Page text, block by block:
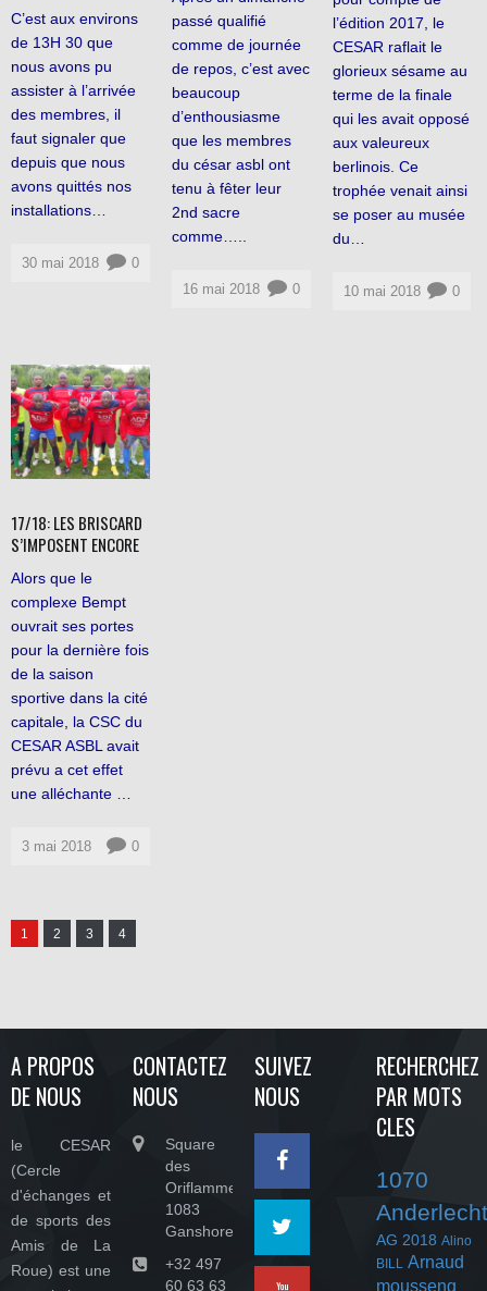
C’est aux environs
de 13H 30 que
nous avons pu
assister à l’arrivée
des membres, il
faut signaler que
depuis que nous
avons quittés nos
installations…
30 mai 2018 0
passé qualifié
comme de journée
de repos, c’est avec
beaucoup
d’enthousiasme
que les membres
du césar asbl ont
tenu à fêter leur
2nd sacre
comme…..
16 mai 2018 0
l’édition 2017, le
CESAR raflait le
glorieux sésame au
terme de la finale
qui les avait opposé
aux valeureux
berlinois. Ce
trophée venait ainsi
se poser au musée
du…
10 mai 2018 0
17/18: LES BRISCARD
S’IMPOSENT ENCORE
Alors que le
complexe Bempt
ouvrait ses portes
pour la dernière fois
de la saison
sportive dans la cité
capitale, la CSC du
CESAR ASBL avait
prévu a cet effet
une alléchante …
3 mai 2018 0
1 2 3 4
A PROPOS
DE NOUS
le CESAR
(Cercle
d'échanges et
de sports des
Amis de La
Roue) est une
CONTACTEZ
NOUS
Square
des
Oriflammes,
1083
Ganshoren
+32 497
60 63 63
SUIVEZ
NOUS
RECHERCHEZ
PAR MOTS
CLES
1070
Anderlecht
AG 2018 Alino
BILL
Arnaud
mousseng